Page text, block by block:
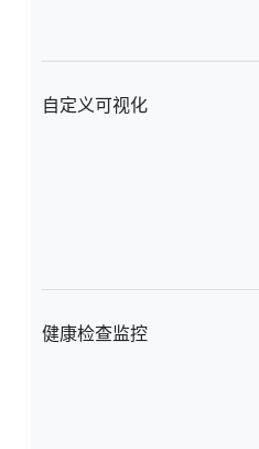
自定义可视化
健康检查监控